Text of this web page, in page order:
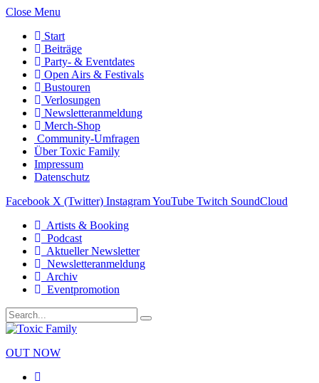
Close Menu
Start
Beiträge
Party- & Eventdates
Open Airs & Festivals
Bustouren
Verlosungen
Newsletteranmeldung
Merch-Shop
Community-Umfragen
Über Toxic Family
Impressum
Datenschutz
Facebook X (Twitter) InstagramYouTube Twitch SoundCloud
Artists & Booking
Podcast
Aktueller Newsletter
Newsletteranmeldung
Archiv
Eventpromotion
OUT NOW